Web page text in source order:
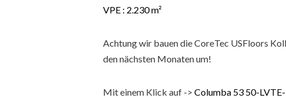
VPE : 2.230 m²
Achtung wir bauen die CoreTec USFloors
den nächsten Monaten um!
Mit einem Klick auf ->Columba 53 50-